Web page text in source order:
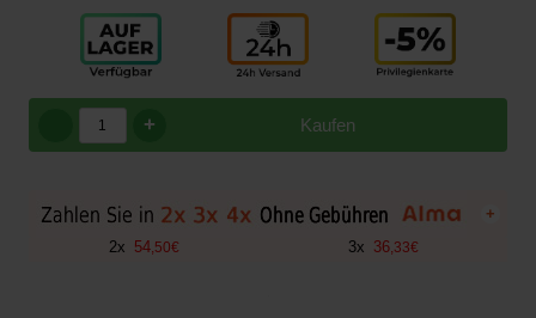
Kaufen
+
+
2x 54 50€ 3x 36 33€